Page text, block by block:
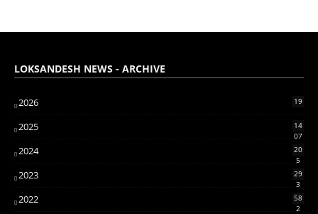
LOKSANDESH NEWS - ARCHIVE
2026 19
2025
14
07
2024
20
5
2023
29
3
2022
58
2